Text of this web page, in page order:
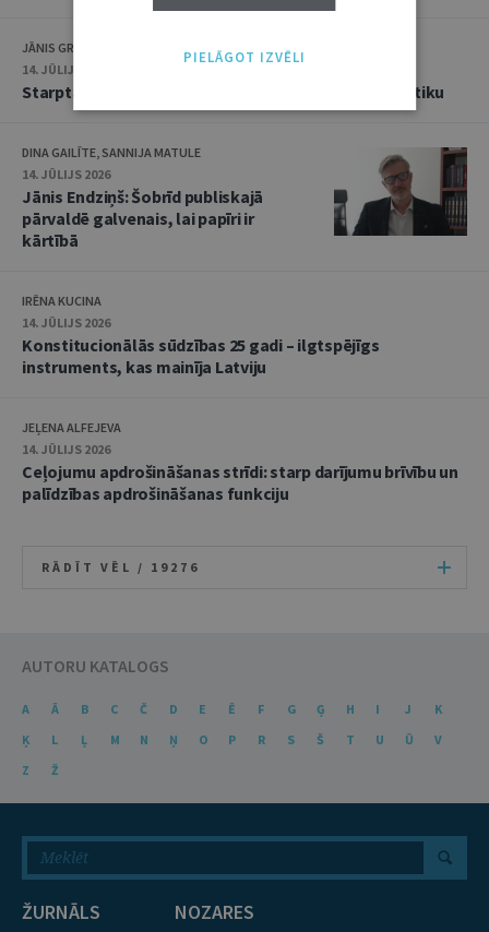
JĀNIS GRASIS
14. JŪLIJS 2026
Starptautiskās tiesības: mazās valstis pret reālpolitiku
DINA GAILĪTE, SANNIJA MATULE
14. JŪLIJS 2026
Jānis Endziņš: Šobrīd publiskajā
pārvaldē galvenais, lai papīri ir
kārtībā
IRĒNA KUCINA
14. JŪLIJS 2026
Konstitucionālās sūdzības 25 gadi – ilgtspējīgs
instruments, kas mainīja Latviju
JEĻENA ALFEJEVA
14. JŪLIJS 2026
Ceļojumu apdrošināšanas strīdi: starp darījumu brīvību un
palīdzības apdrošināšanas funkciju
RĀDĪT VĒL / 19276
AUTORU KATALOGS
A Ā B C Č D E Ē F G Ģ H I J
K
Ķ
L Ļ M N Ņ O P R S Š T U Ū
V
Z
Ž
ŽURNĀLS
NOZARES
PIELĀGOT IZVĒLI